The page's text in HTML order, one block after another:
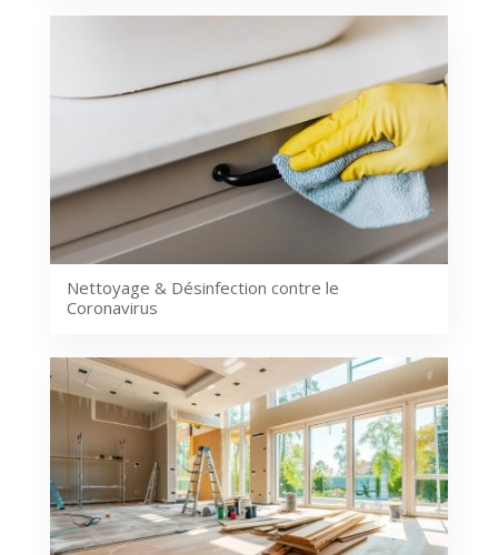
Nettoyage & Désinfection contre le
Coronavirus